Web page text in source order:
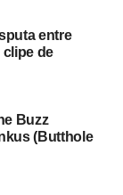
entre
de
Buzz
(Butthole